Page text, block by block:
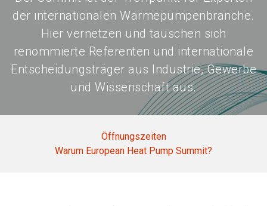
der internationalen Wärmepumpenbranche.
Hier vernetzen und tauschen sich
renommierte Referenten und internationale
Entscheidungsträger aus Industrie, Gewerbe
und Wissenschaft aus.
Öffnungszeiten
Warum European Heat Pump Summit?